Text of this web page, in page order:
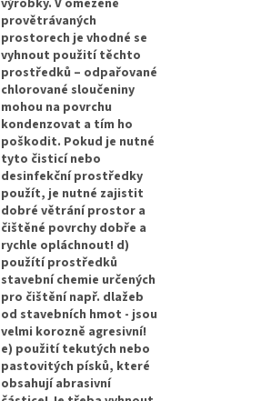
provětrávaných
prostorech je vhodné se
vyhnout použití těchto
prostředků – odpařované
chlorované sloučeniny
mohou na povrchu
kondenzovat a tím ho
poškodit. Pokud je nutné
tyto čisticí nebo
desinfekční prostředky
použít, je nutné zajistit
dobré větrání prostor a
čištěné povrchy dobře a
rychle opláchnout! d)
použítí prostředků
stavební chemie určených
pro čištění např. dlažeb
od stavebních hmot - jsou
velmi korozně agresivní!
e) použití tekutých nebo
pastovitých písků, které
obsahují abrasivní